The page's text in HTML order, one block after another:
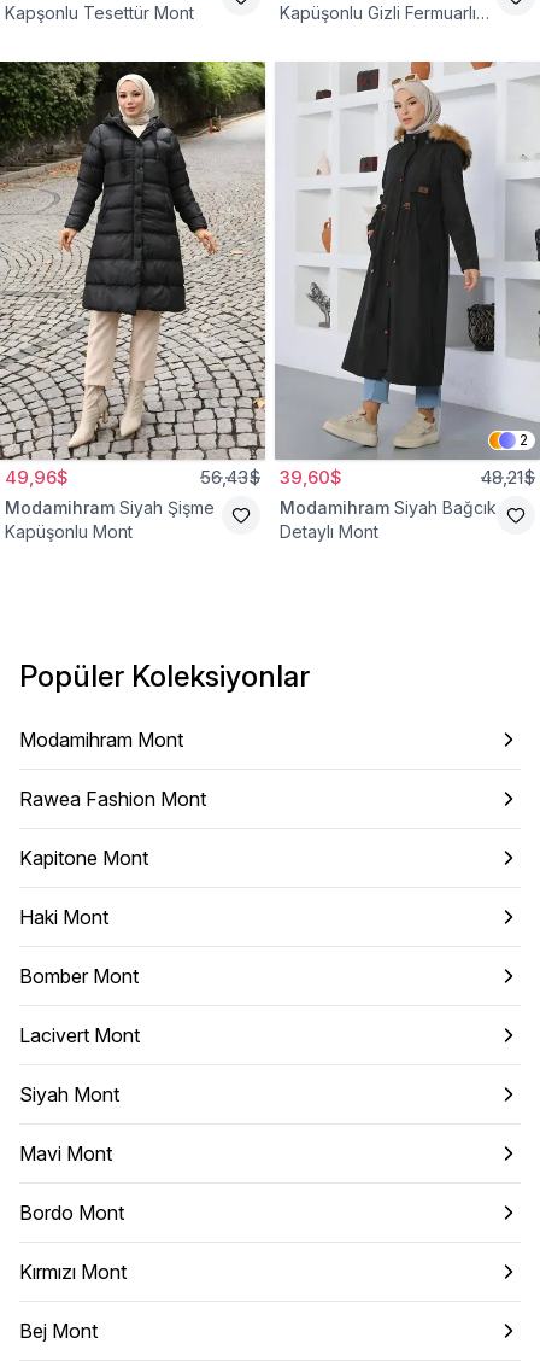
Kapşonlu Tesettür Mont
Kapüşonlu Gizli Fermuarlı
49,96$ 56,43$
Modamihram Siyah Şişme
Kapüşonlu Mont
2
39,60$ 48,21$
Modamihram Siyah Bağcık
Detaylı Mont
Popüler Koleksiyonlar
Modamihram Mont
Rawea Fashion Mont
Kapitone Mont
Haki Mont
Bomber Mont
Lacivert Mont
Siyah Mont
Mavi Mont
Bordo Mont
Kırmızı Mont
Bej Mont